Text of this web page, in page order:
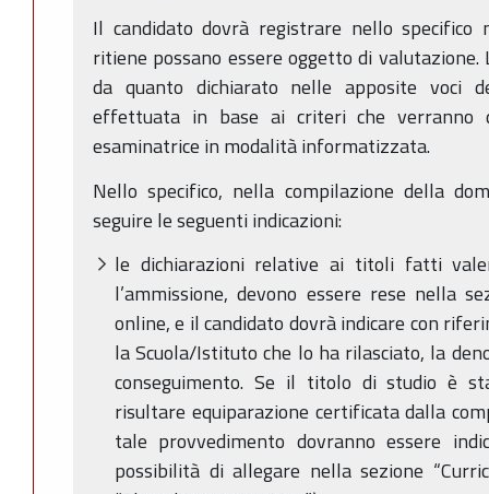
Il candidato dovrà registrare nello
ritiene possano essere oggetto di
da quanto dichiarato nelle apposite voci
effettuata in base ai criteri che verranno
esaminatrice in modalità informatizzata.
Nello specifico, nella compilazione della
seguire le seguenti indicazioni:
le dichiarazioni relative ai titoli fatti
l’ammissione, devono essere rese nella
online, e il candidato dovrà indicare con
la Scuola/Istituto che lo ha rilasciato, la
conseguimento. Se il titolo di studio è
risultare equiparazione certificata dalla
tale provvedimento dovranno essere
possibilità di allegare nella sezione